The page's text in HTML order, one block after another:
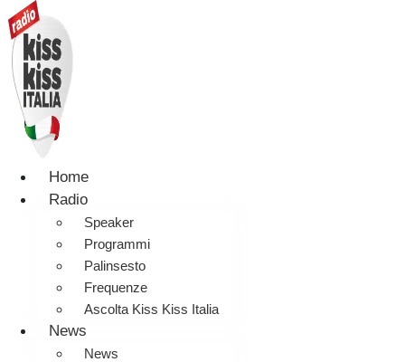
Home
Radio
Speaker
Programmi
Palinsesto
Frequenze
Ascolta Kiss Kiss Italia
News
News